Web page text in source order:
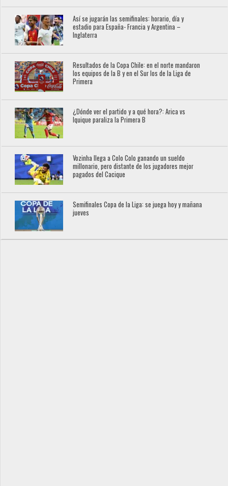
Así se jugarán las semifinales: horario, día y
estadio para España- Francia y Argentina –
Inglaterra
Resultados de la Copa Chile: en el norte mandaron
los equipos de la B y en el Sur los de la Liga de
Primera
¿Dónde ver el partido y a qué hora?: Arica vs
Iquique paraliza la Primera B
Vozinha llega a Colo Colo ganando un sueldo
millonario, pero distante de los jugadores mejor
pagados del Cacique
Semifinales Copa de la Liga: se juega hoy y mañana
jueves